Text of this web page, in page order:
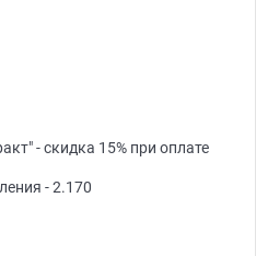
- скидка 15% при оплате
- 2.170